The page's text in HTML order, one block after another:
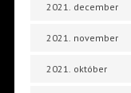
2021. december
2021. november
2021. október